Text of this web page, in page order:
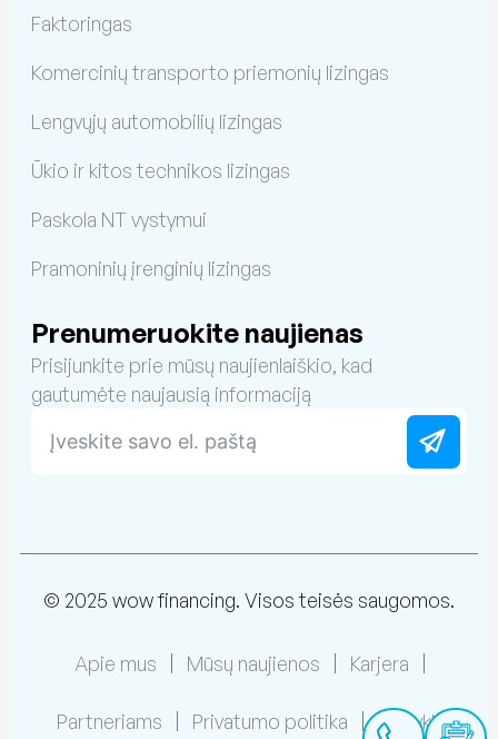
Faktoringas
Komercinių transporto priemonių lizingas
Lengvųjų automobilių lizingas
Ūkio ir kitos technikos lizingas
Paskola NT vystymui
Pramoninių įrenginių lizingas
Prenumeruokite naujienas
Prisijunkite prie mūsų naujienlaiškio, kad
gautumėte naujausią informaciją
© 2025 wow financing. Visos teisės saugomos.
Apie mus Mūsų naujienos Karjera
Partneriams Privatumo politika Taisyklės